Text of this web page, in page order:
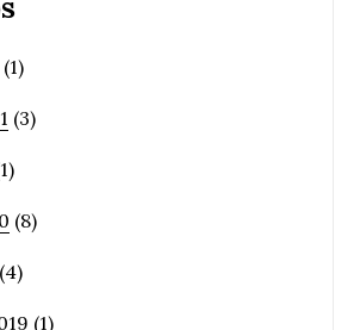
(1)
(3)
(8)
(4)
(1)